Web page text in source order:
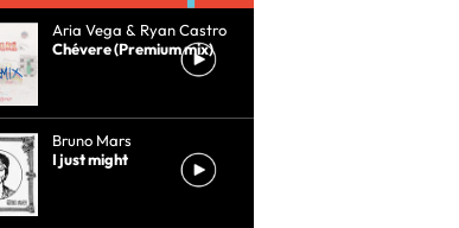
Aria Vega & Ryan Castro
Chévere (Premium mix)
Bruno Mars
I just might